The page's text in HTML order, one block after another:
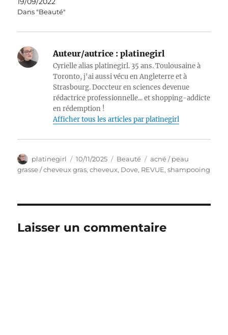
Dans "Beauté"
Auteur/autrice : platinegirl
Cyrielle alias platinegirl. 35 ans. Toulousaine à
Toronto, j'ai aussi vécu en Angleterre et à
Strasbourg. Doccteur en sciences devenue
rédactrice professionnelle... et shopping-addicte
en rédemption !
Afficher tous les articles par platinegirl
Auteur
platinegirl
Publié
le
10/11/2025 Catégories
Beauté Étiquettes
acné / peau
grasse / cheveux gras,cheveux, Dove, REVUE,shampooing
Laisser un commentaire